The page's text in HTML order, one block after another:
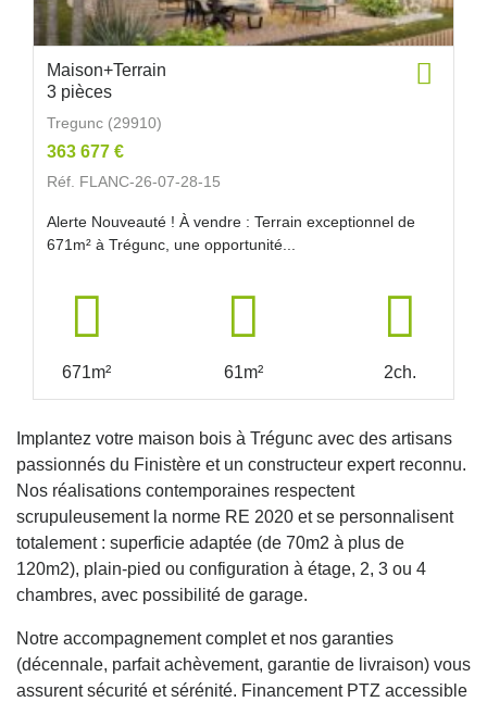
Maison+Terrain
3 pièces
Tregunc (29910)
363 677 €
Réf. FLANC-26-07-28-15
Alerte Nouveauté ! À vendre : Terrain exceptionnel de
671m² à Trégunc, une opportunité...
671m² 61m² 2ch.
Implantez votre maison bois à Trégunc avec des artisans
passionnés du Finistère et un constructeur expert reconnu.
Nos réalisations contemporaines respectent
scrupuleusement la norme RE 2020 et se personnalisent
totalement : superficie adaptée (de 70m2 à plus de
120m2), plain-pied ou configuration à étage, 2, 3 ou 4
chambres, avec possibilité de garage.
Notre accompagnement complet et nos garanties
(décennale, parfait achèvement, garantie de livraison) vous
assurent sécurité et sérénité. Financement PTZ accessible